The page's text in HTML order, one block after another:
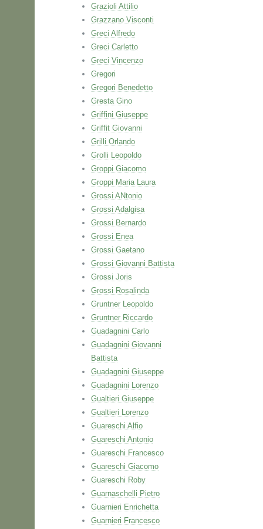
Grazioli Attilio
Grazzano Visconti
Greci Alfredo
Greci Carletto
Greci Vincenzo
Gregori
Gregori Benedetto
Gresta Gino
Griffini Giuseppe
Griffit Giovanni
Grilli Orlando
Grolli Leopoldo
Groppi Giacomo
Groppi Maria Laura
Grossi ANtonio
Grossi Adalgisa
Grossi Bernardo
Grossi Enea
Grossi Gaetano
Grossi Giovanni Battista
Grossi Joris
Grossi Rosalinda
Gruntner Leopoldo
Gruntner Riccardo
Guadagnini Carlo
Guadagnini Giovanni
Battista
Guadagnini Giuseppe
Guadagnini Lorenzo
Gualtieri Giuseppe
Gualtieri Lorenzo
Guareschi Alfio
Guareschi Antonio
Guareschi Francesco
Guareschi Giacomo
Guareschi Roby
Guarnaschelli Pietro
Guarnieri Enrichetta
Guarnieri Francesco